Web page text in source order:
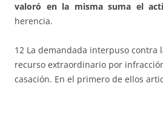
valoró en la misma suma el
herencia.
12 La demandada interpuso contra
recurso extraordinario por
casación. En el primero de ellos